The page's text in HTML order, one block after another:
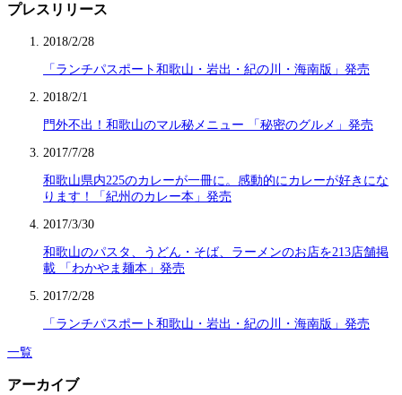
プレスリリース
2018/2/28
「ランチパスポート和歌山・岩出・紀の川・海南版」発売
2018/2/1
門外不出！和歌山のマル秘メニュー 「秘密のグルメ」発売
2017/7/28
和歌山県内225のカレーが一冊に。感動的にカレーが好きにな
ります！「紀州のカレー本」発売
2017/3/30
和歌山のパスタ、うどん・そば、ラーメンのお店を213店舗掲
載 「わかやま麺本」発売
2017/2/28
「ランチパスポート和歌山・岩出・紀の川・海南版」発売
一覧
アーカイブ